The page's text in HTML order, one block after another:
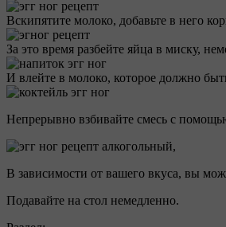
Вскипятите молоко, добавьте в него
За это время разбейте яйца в миску,
И влейте в молоко, которое должно
Непрерывно взбивайте смесь с
В зависимости от вашего вкуса, вы
Подавайте на стол немедленно.